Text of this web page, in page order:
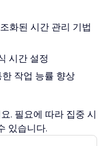
화된 시간 관리 기법
시간 설정
작업 능률 향상
. 필요에 따라 집중 시
있습니다.